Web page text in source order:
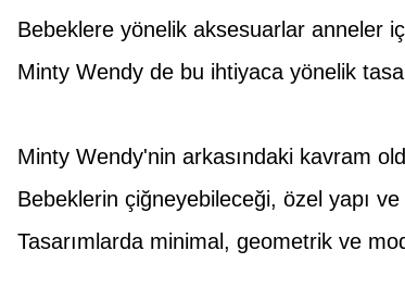
Bebeklere yönelik aksesuarlar anneler
Minty Wendy de bu ihtiyaca yönelik
Minty Wendy'nin arkasındaki kavram
Bebeklerin çiğneyebileceği, özel yapı ve
Tasarımlarda minimal, geometrik ve